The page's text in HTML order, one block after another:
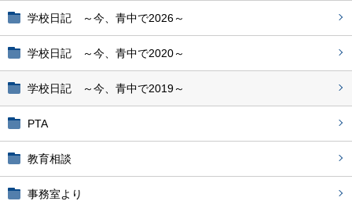
学校日記 ～今、青中で2026～
学校日記 ～今、青中で2020～
学校日記 ～今、青中で2019～
PTA
教育相談
事務室より